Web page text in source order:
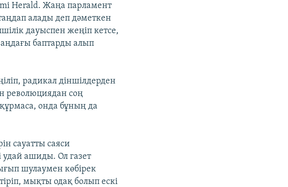
Herald. Жаңа парламент
алады деп дәметкен
дауыспен жеңіп кетсе,
баптарды алып
радикал діншілдерден
революциядан соң
онда бұның да
сауатты саяси
удай ашиды. Ол газет
шулаумен көбірек
мықты одақ болып ескі